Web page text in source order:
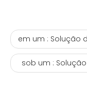
em um : Solução de
sob um :